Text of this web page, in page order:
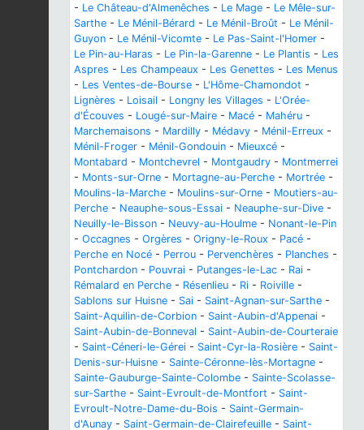
- Le Château-d'Almenêches - Le Mage - Le Mêle-sur-
Sarthe - Le Ménil-Bérard - Le Ménil-Broût - Le Ménil-
Guyon - Le Ménil-Vicomte - Le Pas-Saint-l'Homer -
Le Pin-au-Haras - Le Pin-la-Garenne - Le Plantis - Les
Aspres - Les Champeaux - Les Genettes - Les Menus
- Les Ventes-de-Bourse - L'Hôme-Chamondot -
Lignères - Loisail - Longny les Villages - L'Orée-
d'Écouves - Lougé-sur-Maire - Macé - Mahéru -
Marchemaisons - Mardilly - Médavy - Ménil-Erreux -
Ménil-Froger - Ménil-Gondouin - Mieuxcé -
Montabard - Montchevrel - Montgaudry - Montmerrei
- Monts-sur-Orne - Mortagne-au-Perche - Mortrée -
Moulins-la-Marche - Moulins-sur-Orne - Moutiers-au-
Perche - Neauphe-sous-Essai - Neauphe-sur-Dive -
Neuilly-le-Bisson - Neuvy-au-Houlme - Nonant-le-Pin
- Occagnes - Orgères - Origny-le-Roux - Pacé -
Perche en Nocé - Perrou - Pervenchères - Planches -
Pontchardon - Pouvrai - Putanges-le-Lac - Rai -
Rémalard en Perche - Résenlieu - Ri - Roiville -
Sablons sur Huisne - Sai - Saint-Agnan-sur-Sarthe -
Saint-Aquilin-de-Corbion - Saint-Aubin-d'Appenai -
Saint-Aubin-de-Bonneval - Saint-Aubin-de-Courteraie
- Saint-Céneri-le-Gérei - Saint-Cyr-la-Rosière - Saint-
Denis-sur-Huisne - Sainte-Céronne-lès-Mortagne -
Sainte-Gauburge-Sainte-Colombe - Sainte-Scolasse-
sur-Sarthe - Saint-Evroult-de-Montfort - Saint-
Evroult-Notre-Dame-du-Bois - Saint-Germain-
d'Aunay - Saint-Germain-de-Clairefeuille - Saint-